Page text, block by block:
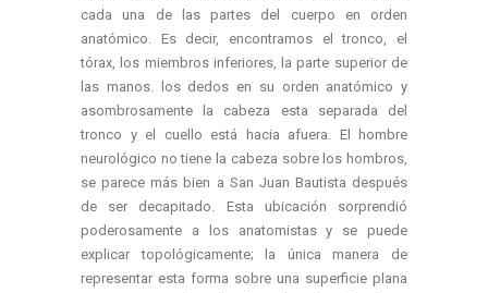
cada una de las partes del cuerpo en orden
anatómico. Es decir, encontramos el tronco, el
tórax, los miembros inferiores, la parte superior de
las manos. los dedos en su orden anatómico y
asombrosamente la cabeza esta separada del
tronco y el cuello está hacia afuera. El hombre
neurológico no tiene la cabeza sobre los hombros,
se parece más bien a San Juan Bautista después
de ser decapitado. Esta ubicación sorprendió
poderosamente a los anatomistas y se puede
explicar topológicamente; la única manera de
representar esta forma sobre una superficie plana